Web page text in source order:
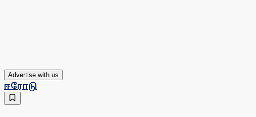
Advertise with us
ஈரோடு